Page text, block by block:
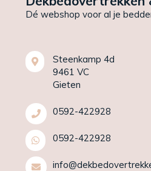
Dé webshop voor al je
Steenkamp 4d
9461 VC
Gieten
0592-422928
0592-422928